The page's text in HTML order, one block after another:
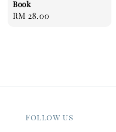
Book
Regular
RM 28.00
Follow us